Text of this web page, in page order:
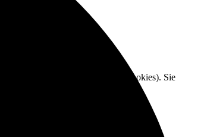
zu verbessern (Tracking Cookies). Sie
zur Verfügung stehen.